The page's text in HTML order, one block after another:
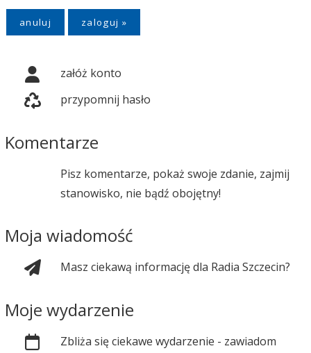
anuluj
załóż konto
przypomnij hasło
Komentarze
Pisz komentarze, pokaż swoje zdanie, zajmij
stanowisko, nie bądź obojętny!
Moja wiadomość
Masz ciekawą informację dla Radia Szczecin?
Moje wydarzenie
Zbliża się ciekawe wydarzenie - zawiadom